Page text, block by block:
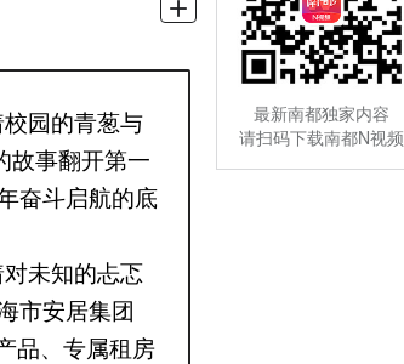
园的青葱与
故事翻开第一
奋斗启航的底
未知的忐忑
市安居集团
品、专属租房
最新南都独家内容
请扫码下载南都N视频